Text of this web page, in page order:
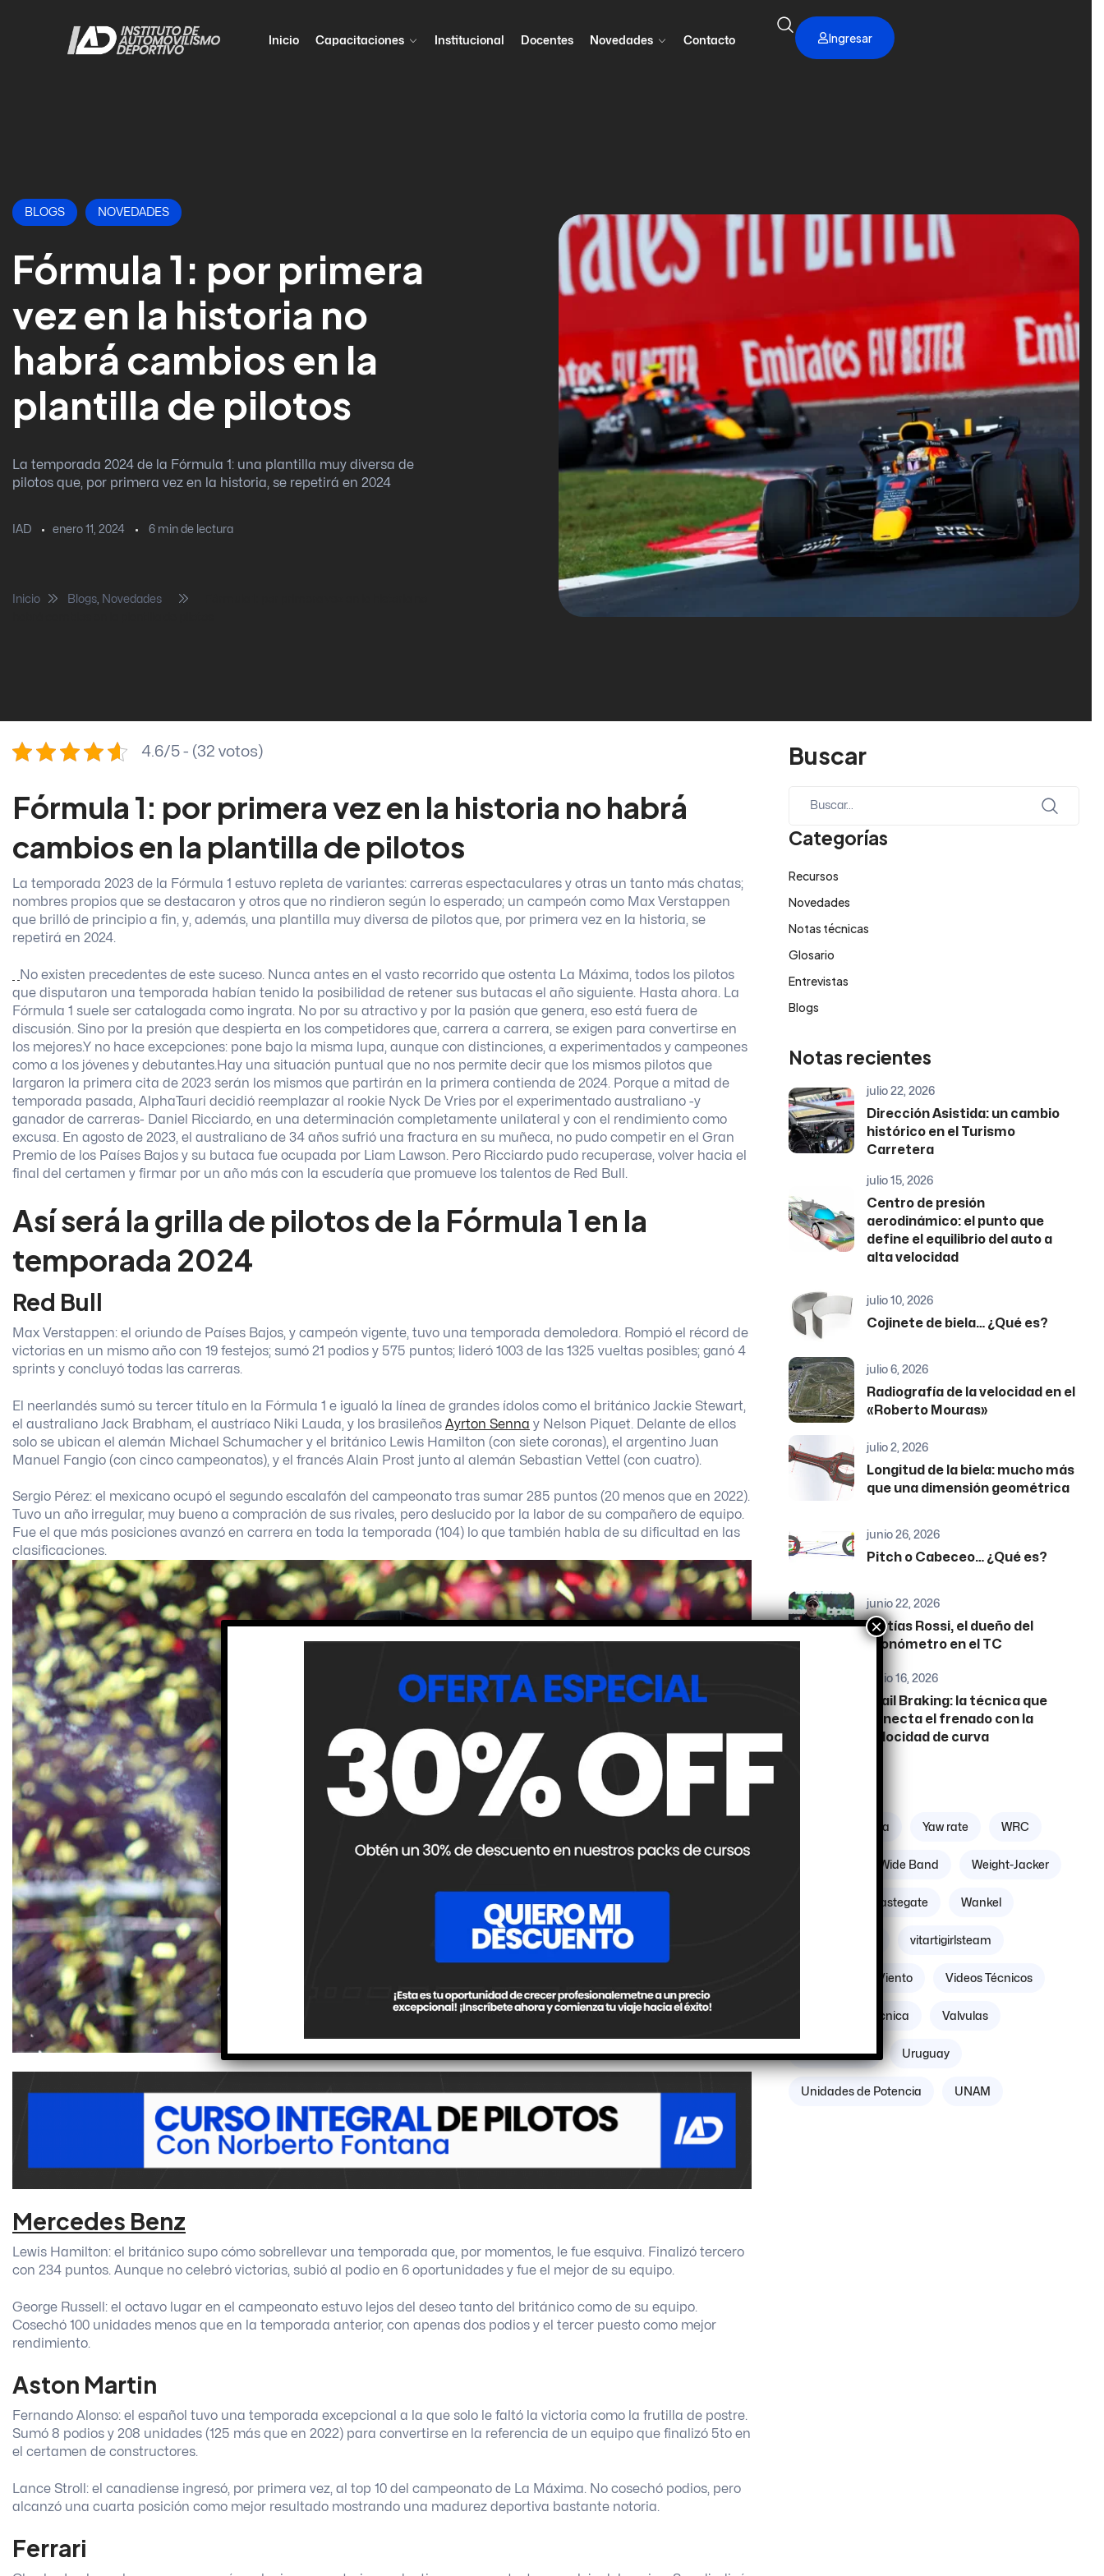
Inicio Capacitaciones Institucional Docentes Novedades Contacto Ingresar
BLOGS NOVEDADES
Fórmula 1: por primera
vez en la historia no
habrá cambios en la
plantilla de pilotos
La temporada 2024 de la Fórmula 1: una plantilla muy diversa de
pilotos que, por primera vez en la historia, se repetirá en 2024
IAD enero 11, 2024 6 min de lectura
Inicio Blogs Novedades
4.6/5 - (32 votos)
Fórmula 1: por primera vez en la historia no habrá
cambios en la plantilla de pilotos
La temporada 2023 de la Fórmula 1 estuvo repleta de variantes: carreras espectaculares y otras un tanto más chatas;
nombres propios que se destacaron y otros que no rindieron según lo esperado; un campeón como Max Verstappen
que brilló de principio a fin, y, además, una plantilla muy diversa de pilotos que, por primera vez en la historia, se
repetirá en 2024.
No existen precedentes de este suceso. Nunca antes en el vasto recorrido que ostenta La Máxima, todos los pilotos
que disputaron una temporada habían tenido la posibilidad de retener sus butacas el año siguiente. Hasta ahora. La
Fórmula 1 suele ser catalogada como ingrata. No por su atractivo y por la pasión que genera, eso está fuera de
discusión. Sino por la presión que despierta en los competidores que, carrera a carrera, se exigen para convertirse en
los mejores.Y no hace excepciones: pone bajo la misma lupa, aunque con distinciones, a experimentados y campeones
como a los jóvenes y debutantes.Hay una situación puntual que no nos permite decir que los mismos pilotos que
largaron la primera cita de 2023 serán los mismos que partirán en la primera contienda de 2024. Porque a mitad de
temporada pasada, AlphaTauri decidió reemplazar al rookie Nyck De Vries por el experimentado australiano -y
ganador de carreras- Daniel Ricciardo, en una determinación completamente unilateral y con el rendimiento como
excusa. En agosto de 2023, el australiano de 34 años sufrió una fractura en su muñeca, no pudo competir en el Gran
Premio de los Países Bajos y su butaca fue ocupada por Liam Lawson. Pero Ricciardo pudo recuperase, volver hacia el
final del certamen y firmar por un año más con la escudería que promueve los talentos de Red Bull.
Así será la grilla de pilotos de la Fórmula 1 en la
temporada 2024
Red Bull
Max Verstappen: el oriundo de Países Bajos, y campeón vigente, tuvo una temporada demoledora. Rompió el récord de
victorias en un mismo año con 19 festejos; sumó 21 podios y 575 puntos; lideró 1003 de las 1325 vueltas posibles; ganó 4
sprints y concluyó todas las carreras.
El neerlandés sumó su tercer título en la Fórmula 1 e igualó la línea de grandes ídolos como el británico Jackie Stewart,
el australiano Jack Brabham, el austríaco Niki Lauda, y los brasileños Ayrton Senna y Nelson Piquet. Delante de ellos
solo se ubican el alemán Michael Schumacher y el británico Lewis Hamilton (con siete coronas), el argentino Juan
Manuel Fangio (con cinco campeonatos), y el francés Alain Prost junto al alemán Sebastian Vettel (con cuatro).
Sergio Pérez: el mexicano ocupó el segundo escalafón del campeonato tras sumar 285 puntos (20 menos que en 2022).
Tuvo un año irregular, muy bueno a compración de sus rivales, pero deslucido por la labor de su compañero de equipo.
Fue el que más posiciones avanzó en carrera en toda la temporada (104) lo que también habla de su dificultad en las
clasificaciones.
Mercedes Benz
Lewis Hamilton: el británico supo cómo sobrellevar una temporada que, por momentos, le fue esquiva. Finalizó tercero
con 234 puntos. Aunque no celebró victorias, subió al podio en 6 oportunidades y fue el mejor de su equipo.
George Russell: el octavo lugar en el campeonato estuvo lejos del deseo tanto del británico como de su equipo.
Cosechó 100 unidades menos que en la temporada anterior, con apenas dos podios y el tercer puesto como mejor
rendimiento.
Aston Martin
Fernando Alonso: el español tuvo una temporada excepcional a la que solo le faltó la victoria como la frutilla de postre.
Sumó 8 podios y 208 unidades (125 más que en 2022) para convertirse en la referencia de un equipo que finalizó 5to en
el certamen de constructores.
Lance Stroll: el canadiense ingresó, por primera vez, al top 10 del campeonato de La Máxima. No cosechó podios, pero
alcanzó una cuarta posición como mejor resultado mostrando una madurez deportiva bastante notoria.
Ferrari
Buscar
Categorías
Recursos
Novedades
Notas técnicas
Glosario
Entrevistas
Blogs
Notas recientes
julio 22, 2026
Dirección Asistida: un cambio
histórico en el Turismo
Carretera
julio 15, 2026
Centro de presión
aerodinámico: el punto que
define el equilibrio del auto a
alta velocidad
julio 10, 2026
Cojinete de biela… ¿Qué es?
julio 6, 2026
Radiografía de la velocidad en el
«Roberto Mouras»
julio 2, 2026
Longitud de la biela: mucho más
que una dimensión geométrica
junio 26, 2026
Pitch o Cabeceo… ¿Qué es?
junio 22, 2026
Matías Rossi, el dueño del
cronómetro en el TC
junio 16, 2026
Trail Braking: la técnica que
conecta el frenado con la
velocidad de curva
Zona geográfica Yaw rate WRC
Wide Band Weight-Jacker
Wastegate Wankel
vitartigirlsteam
Viento Videos Técnicos
Verificación Técnica Valvulas
Vacuómetro Uruguay
Unidades de Potencia UNAM
×